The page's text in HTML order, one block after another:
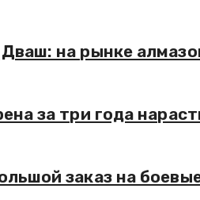
Дваш: на рынке
за три года
заказ на